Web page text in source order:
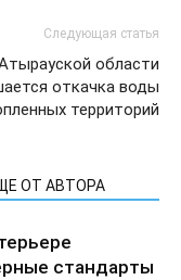
Следующая статья
области
откачка воды
территорий
ОТ АВТОРА
стандарты